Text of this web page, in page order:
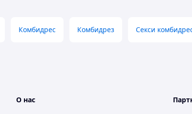
Комбидрес Комбидрез Секси
О нас